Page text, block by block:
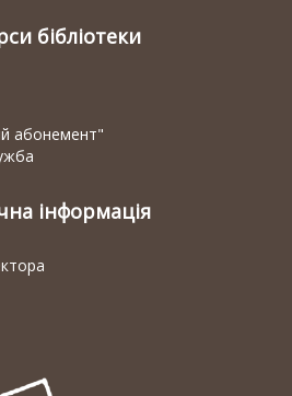
бібліотеки
абонемент"
інформація